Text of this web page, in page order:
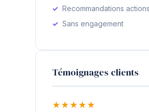
Recommandations actions
Sans engagement
Témoignages clients
★ ★ ★ ★ ★